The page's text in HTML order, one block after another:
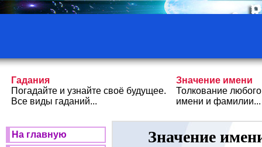
Гадания
Погадайте и узнайте своё будущее.
Все виды гаданий...
Значение имени
Толкование любого
имени и фамилии...
На главную
Значение